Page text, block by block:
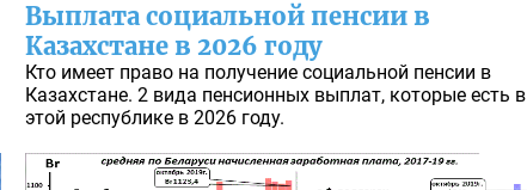
Выплата социальной пенсии в
Казахстане в 2026 году
Кто имеет право на получение социальной пенсии в
Казахстане. 2 вида пенсионных выплат, которые есть в
этой республике в 2026 году.